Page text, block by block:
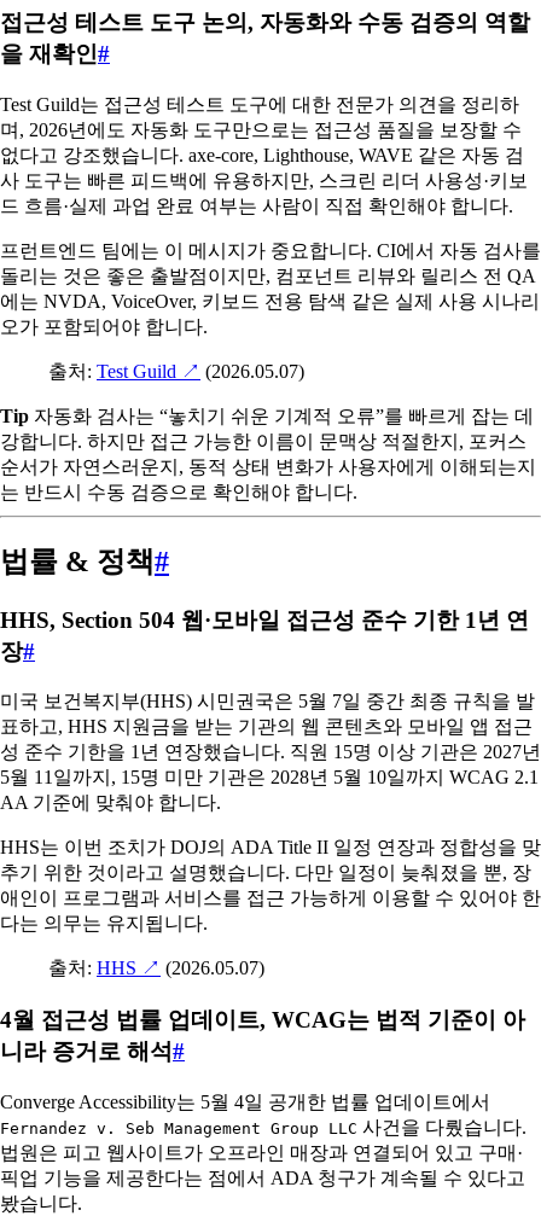
접근성 테스트 도구 논의, 자동화와 수동 검증의 역할
을 재확인#
Test Guild는 접근성 테스트 도구에 대한 전문가 의견을 정리하
며, 2026년에도 자동화 도구만으로는 접근성 품질을 보장할 수
없다고 강조했습니다. axe-core, Lighthouse, WAVE 같은 자동 검
사 도구는 빠른 피드백에 유용하지만, 스크린 리더 사용성·키보
드 흐름·실제 과업 완료 여부는 사람이 직접 확인해야 합니다.
프런트엔드 팀에는 이 메시지가 중요합니다. CI에서 자동 검사를
돌리는 것은 좋은 출발점이지만, 컴포넌트 리뷰와 릴리스 전 QA
에는 NVDA, VoiceOver, 키보드 전용 탐색 같은 실제 사용 시나리
오가 포함되어야 합니다.
출처: Test Guild ↗ (2026.05.07)
Tip 자동화 검사는 “놓치기 쉬운 기계적 오류”를 빠르게 잡는 데
강합니다. 하지만 접근 가능한 이름이 문맥상 적절한지, 포커스
순서가 자연스러운지, 동적 상태 변화가 사용자에게 이해되는지
는 반드시 수동 검증으로 확인해야 합니다.
법률 & 정책#
HHS, Section 504 웹·모바일 접근성 준수 기한 1년 연
장#
미국 보건복지부(HHS) 시민권국은 5월 7일 중간 최종 규칙을 발
표하고, HHS 지원금을 받는 기관의 웹 콘텐츠와 모바일 앱 접근
성 준수 기한을 1년 연장했습니다. 직원 15명 이상 기관은 2027년
5월 11일까지, 15명 미만 기관은 2028년 5월 10일까지 WCAG 2.1
AA 기준에 맞춰야 합니다.
HHS는 이번 조치가 DOJ의 ADA Title II 일정 연장과 정합성을 맞
추기 위한 것이라고 설명했습니다. 다만 일정이 늦춰졌을 뿐, 장
애인이 프로그램과 서비스를 접근 가능하게 이용할 수 있어야 한
다는 의무는 유지됩니다.
출처: HHS ↗ (2026.05.07)
4월 접근성 법률 업데이트, WCAG는 법적 기준이 아
니라 증거로 해석#
Converge Accessibility는 5월 4일 공개한 법률 업데이트에서
Fernandez v. Seb Management Group LLC 사건을 다뤘습니다.
법원은 피고 웹사이트가 오프라인 매장과 연결되어 있고 구매·
픽업 기능을 제공한다는 점에서 ADA 청구가 계속될 수 있다고
봤습니다.